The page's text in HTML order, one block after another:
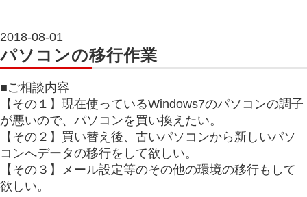
2018-08-01
パソコンの移行作業
■ご相談内容
【その１】現在使っているWindows7のパソコンの調子
が悪いので、パソコンを買い換えたい。
【その２】買い替え後、古いパソコンから新しいパソ
コンへデータの移行をして欲しい。
【その３】メール設定等のその他の環境の移行もして
欲しい。